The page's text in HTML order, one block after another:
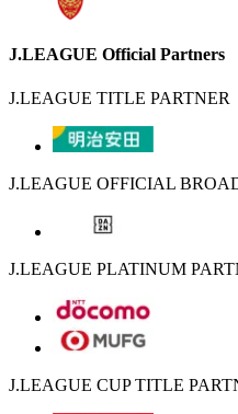
J.LEAGUE Official Partners
J.LEAGUE TITLE PARTNER
J.LEAGUE OFFICIAL
J.LEAGUE PLATINUM
J.LEAGUE CUP TITLE